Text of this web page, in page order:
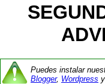
Puedes instalar
Blogger, Wordpress y